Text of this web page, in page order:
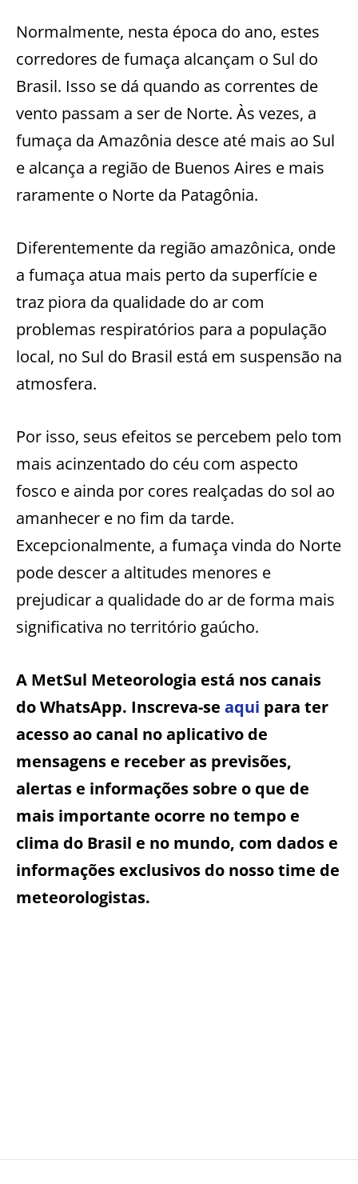
Normalmente, nesta época do ano, estes
corredores de fumaça alcançam o Sul do
Brasil. Isso se dá quando as correntes de
vento passam a ser de Norte. Às vezes, a
fumaça da Amazônia desce até mais ao Sul
e alcança a região de Buenos Aires e mais
raramente o Norte da Patagônia.
Diferentemente da região amazônica, onde
a fumaça atua mais perto da superfície e
traz piora da qualidade do ar com
problemas respiratórios para a população
local, no Sul do Brasil está em suspensão na
atmosfera.
Por isso, seus efeitos se percebem pelo tom
mais acinzentado do céu com aspecto
fosco e ainda por cores realçadas do sol ao
amanhecer e no fim da tarde.
Excepcionalmente, a fumaça vinda do Norte
pode descer a altitudes menores e
prejudicar a qualidade do ar de forma mais
significativa no território gaúcho.
A MetSul Meteorologia está nos canais
do WhatsApp. Inscreva-se aqui para ter
acesso ao canal no aplicativo de
mensagens e receber as previsões,
alertas e informações sobre o que de
mais importante ocorre no tempo e
clima do Brasil e no mundo, com dados e
informações exclusivos do nosso time de
meteorologistas.